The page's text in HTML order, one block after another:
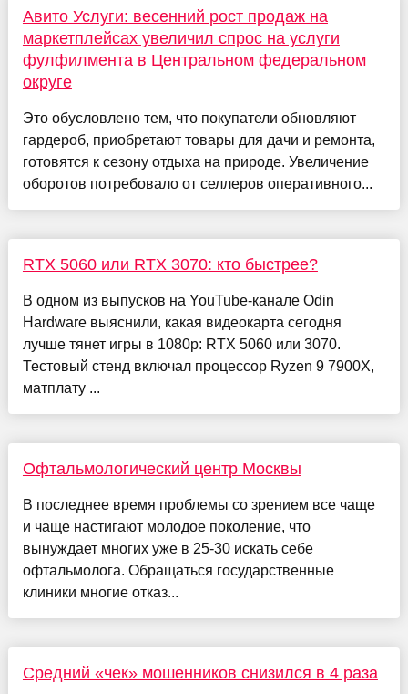
Авито Услуги: весенний рост продаж на
маркетплейсах увеличил спрос на услуги
фулфилмента в Центральном федеральном
округе
Это обусловлено тем, что покупатели обновляют
гардероб, приобретают товары для дачи и ремонта,
готовятся к сезону отдыха на природе. Увеличение
оборотов потребовало от селлеров оперативного...
RTX 5060 или RTX 3070: кто быстрее?
В одном из выпусков на YouTube-канале Odin
Hardware выяснили, какая видеокарта сегодня
лучше тянет игры в 1080р: RTX 5060 или 3070.
Тестовый стенд включал процессор Ryzen 9 7900X,
матплату ...
Офтальмологический центр Москвы
В последнее время проблемы со зрением все чаще
и чаще настигают молодое поколение, что
вынуждает многих уже в 25-30 искать себе
офтальмолога. Обращаться государственные
клиники многие отказ...
Средний «чек» мошенников снизился в 4 раза